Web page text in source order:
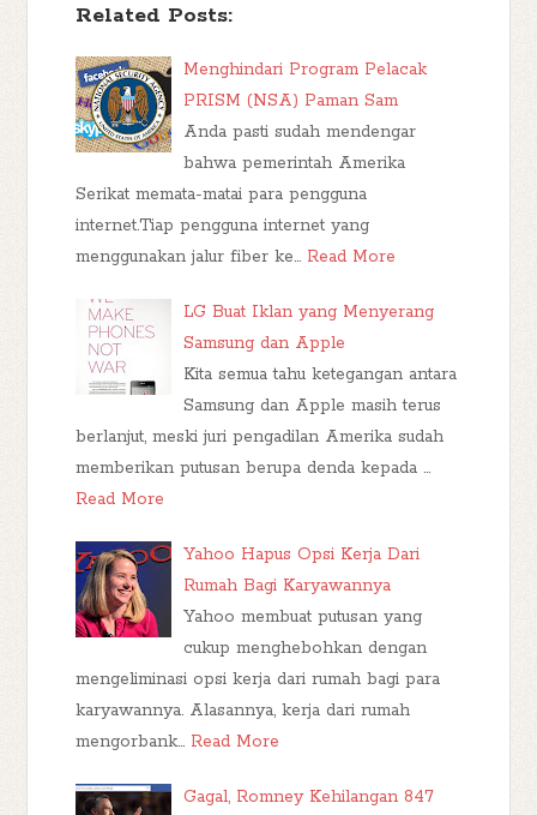
Related Posts:
Menghindari Program Pelacak
PRISM (NSA) Paman Sam
Anda pasti sudah mendengar
bahwa pemerintah Amerika
Serikat memata-matai para pengguna
internet.Tiap pengguna internet yang
menggunakan jalur fiber ke… Read More
LG Buat Iklan yang Menyerang
Samsung dan Apple
Kita semua tahu ketegangan antara
Samsung dan Apple masih terus
berlanjut, meski juri pengadilan Amerika sudah
memberikan putusan berupa denda kepada …
Read More
Yahoo Hapus Opsi Kerja Dari
Rumah Bagi Karyawannya
Yahoo membuat putusan yang
cukup menghebohkan dengan
mengeliminasi opsi kerja dari rumah bagi para
karyawannya. Alasannya, kerja dari rumah
mengorbank… Read More
Gagal, Romney Kehilangan 847